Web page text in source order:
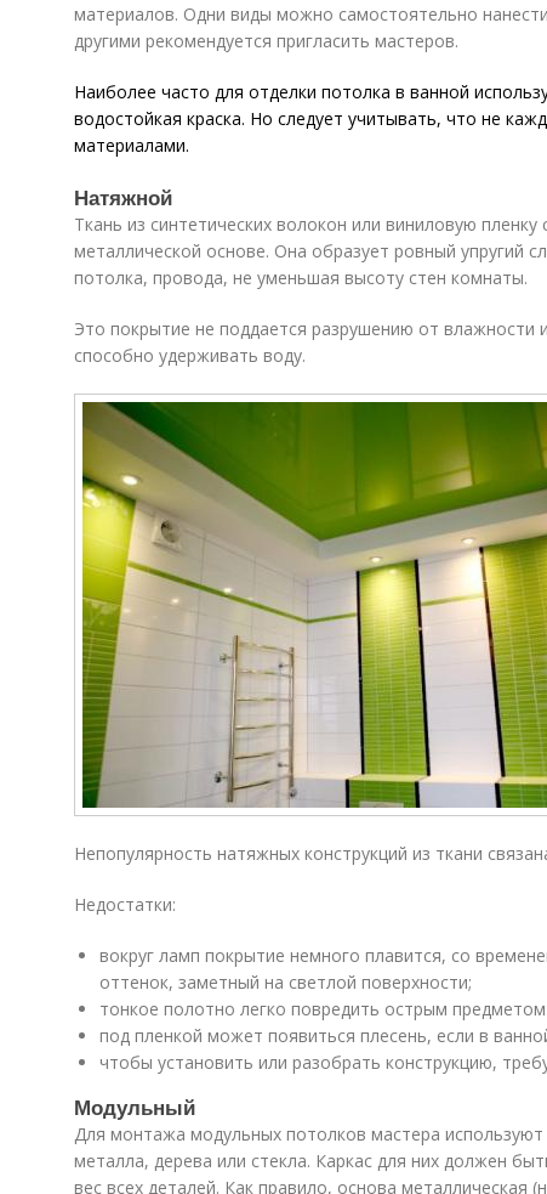
материалов. Одни виды можно самостоятельно
другими рекомендуется пригласить мастеров.
Наиболее часто для отделки потолка в ванной
водостойкая краска. Но следует учитывать, что не
материалами.
Натяжной
Ткань из синтетических волокон или виниловую пленку
металлической основе. Она образует ровный упругий
потолка, провода, не уменьшая высоту стен комнаты.
Это покрытие не поддается разрушению от влажности
способно удерживать воду.
Непопулярность натяжных конструкций из ткани
Недостатки:
вокруг ламп покрытие немного плавится, со
оттенок, заметный на светлой поверхности;
тонкое полотно легко повредить острым предметом
под пленкой может появиться плесень, если в
чтобы установить или разобрать конструкцию,
Модульный
Для монтажа модульных потолков мастера используют
металла, дерева или стекла. Каркас для них должен
вес всех деталей. Как правило, основа металлическая